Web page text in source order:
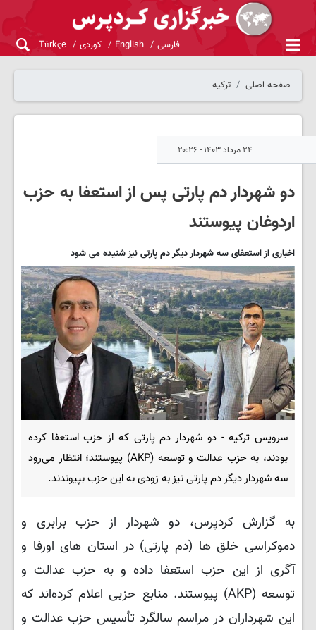
فارسی English کوردی Türkçe
صفحه اصلی ترکیه
۲۴ مرداد ۱۴۰۳ - ۲۰:۲۶
دو شهردار دم پارتی پس از استعفا به حزب
اردوغان پیوستند
اخباری از استعفای سه شهردار دیگر دم پارتی نیز شنیده می شود
سرویس ترکیه - دو شهردار دم پارتی که از حزب استعفا کرده
بودند، به حزب عدالت و توسعه (AKP) پیوستند؛ انتظار می‌رود
سه شهردار دیگر دم پارتی نیز به زودی به این حزب بپیوندند.
به گزارش کردپرس، دو شهردار از حزب برابری و
دموکراسی خلق ها (دم پارتی) در استان های اورفا و
آگری از این حزب استعفا داده و به حزب عدالت و
توسعه (AKP) پیوستند. منابع حزبی اعلام کرده‌اند که
این شهرداران در مراسم سالگرد تأسیس حزب عدالت و